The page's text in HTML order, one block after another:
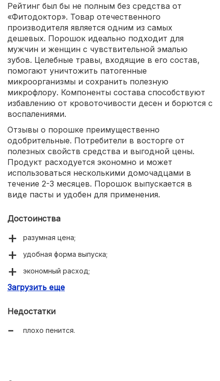
Рейтинг был бы не полным без средства от
«Фитодоктор». Товар отечественного
производителя является одним из самых
дешевых. Порошок идеально подходит для
мужчин и женщин с чувствительной эмалью
зубов. Целебные травы, входящие в его состав,
помогают уничтожить патогенные
микроорганизмы и сохранить полезную
микрофлору. Компоненты состава способствуют
избавлению от кровоточивости десен и борются с
воспалениями.
Отзывы о порошке преимущественно
одобрительные. Потребители в восторге от
полезных свойств средства и выгодной цены.
Продукт расходуется экономно и может
использоваться несколькими домочадцами в
течение 2-3 месяцев. Порошок выпускается в
виде пасты и удобен для применения.
Достоинства
разумная цена;
удобная форма выпуска;
экономный расход;
целебные свойства состава;
Загрузить еще
Недостатки
плохо пенится.